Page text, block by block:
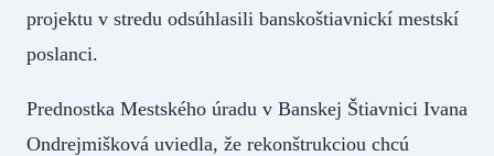
projektu v stredu odsúhlasili banskoštiavnickí mestskí
poslanci.
Prednostka Mestského úradu v Banskej Štiavnici Ivana
Ondrejmišková uviedla, že rekonštrukciou chcú